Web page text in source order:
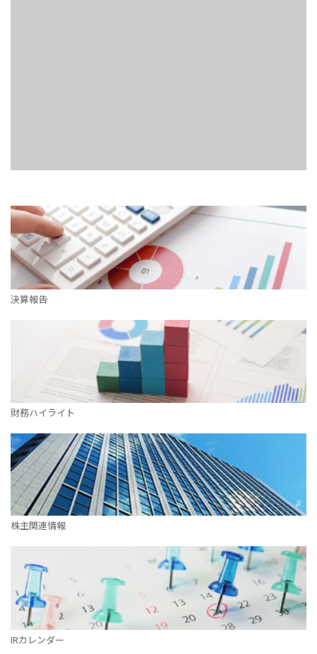
決算報告
財務ハイライト
株主関連情報
IRカレンダー